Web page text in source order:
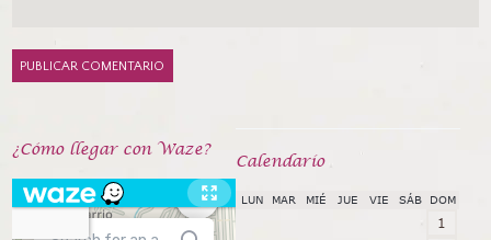
¿Cómo llegar con Waze?
Calendarío
LUN MAR MIÉ JUE VIE SÁB DOM
1